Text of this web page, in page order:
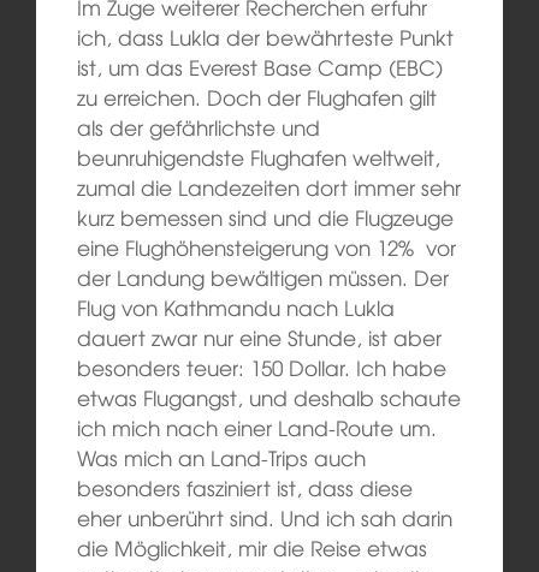
Im Zuge weiterer Recherchen erfuhr
ich, dass Lukla der bewährteste Punkt
ist, um das Everest Base Camp (EBC)
zu erreichen. Doch der Flughafen gilt
als der gefährlichste und
beunruhigendste Flughafen weltweit,
zumal die Landezeiten dort immer sehr
kurz bemessen sind und die Flugzeuge
eine Flughöhensteigerung von 12% vor
der Landung bewältigen müssen. Der
Flug von Kathmandu nach Lukla
dauert zwar nur eine Stunde, ist aber
besonders teuer: 150 Dollar. Ich habe
etwas Flugangst, und deshalb schaute
ich mich nach einer Land-Route um.
Was mich an Land-Trips auch
besonders fasziniert ist, dass diese
eher unberührt sind. Und ich sah darin
die Möglichkeit, mir die Reise etwas